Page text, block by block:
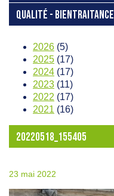
QUALITÉ - BIENTRAITANCE
2026 (5)
2025 (17)
2024 (17)
2023 (11)
2022 (17)
2021 (16)
20220518_155405
23 mai 2022